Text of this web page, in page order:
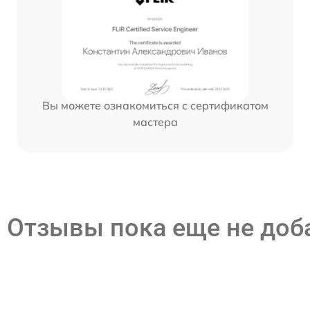
Вы можете ознакомиться с сертификатом
мастера
Отзывы пока еще не